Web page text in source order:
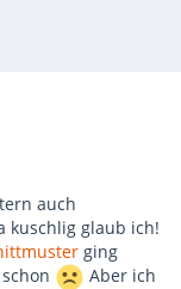
auch
kuschlig glaub ich!
ging
Aber ich